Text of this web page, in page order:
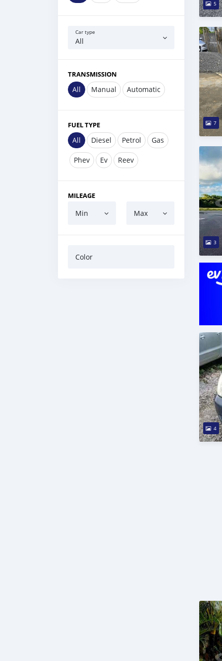
Car type
All
TRANSMISSION
All Manual Automatic
FUEL TYPE
All Diesel Petrol Gas
Phev Ev Reev
MILEAGE
Min Max
Color
5
7
3
4